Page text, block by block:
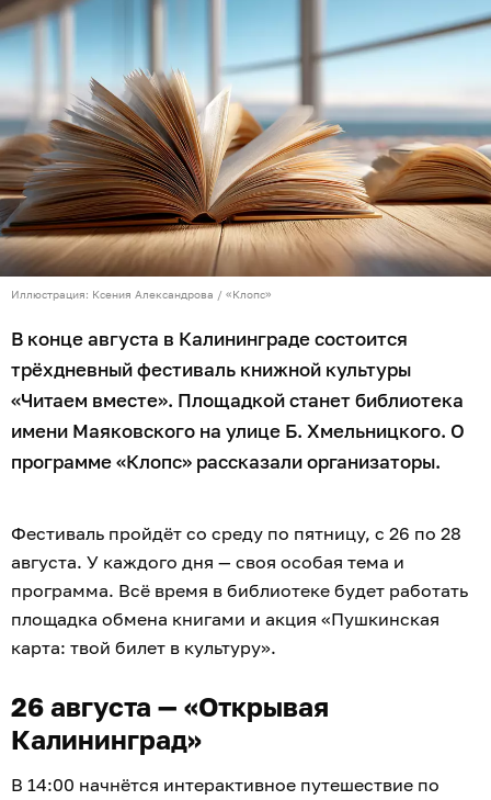
Иллюстрация: Ксения Александрова / «Клопс»
В конце августа в Калининграде состоится
трёхдневный фестиваль книжной культуры
«Читаем вместе». Площадкой станет библиотека
имени Маяковского на улице Б. Хмельницкого. О
программе «Клопс» рассказали организаторы.
Фестиваль пройдёт со среду по пятницу, с 26 по 28
августа. У каждого дня — своя особая тема и
программа. Всё время в библиотеке будет работать
площадка обмена книгами и акция «Пушкинская
карта: твой билет в культуру».
26 августа — «Открывая
Калининград»
В 14:00 начнётся интерактивное путешествие по